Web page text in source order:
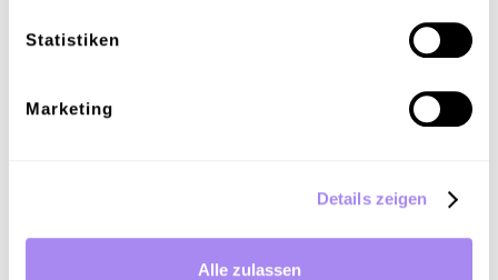
Statistiken
Marketing
Details zeigen
Alle zulassen
Vorteile der Zertifizierung
Als Spirii-zertifizierter Partner erhälst du Zugriff auf
und zukunftssicherer Funktionen für deine
einschließlich Lademanagement
OCPP 1.6-Protokollkompatibilität